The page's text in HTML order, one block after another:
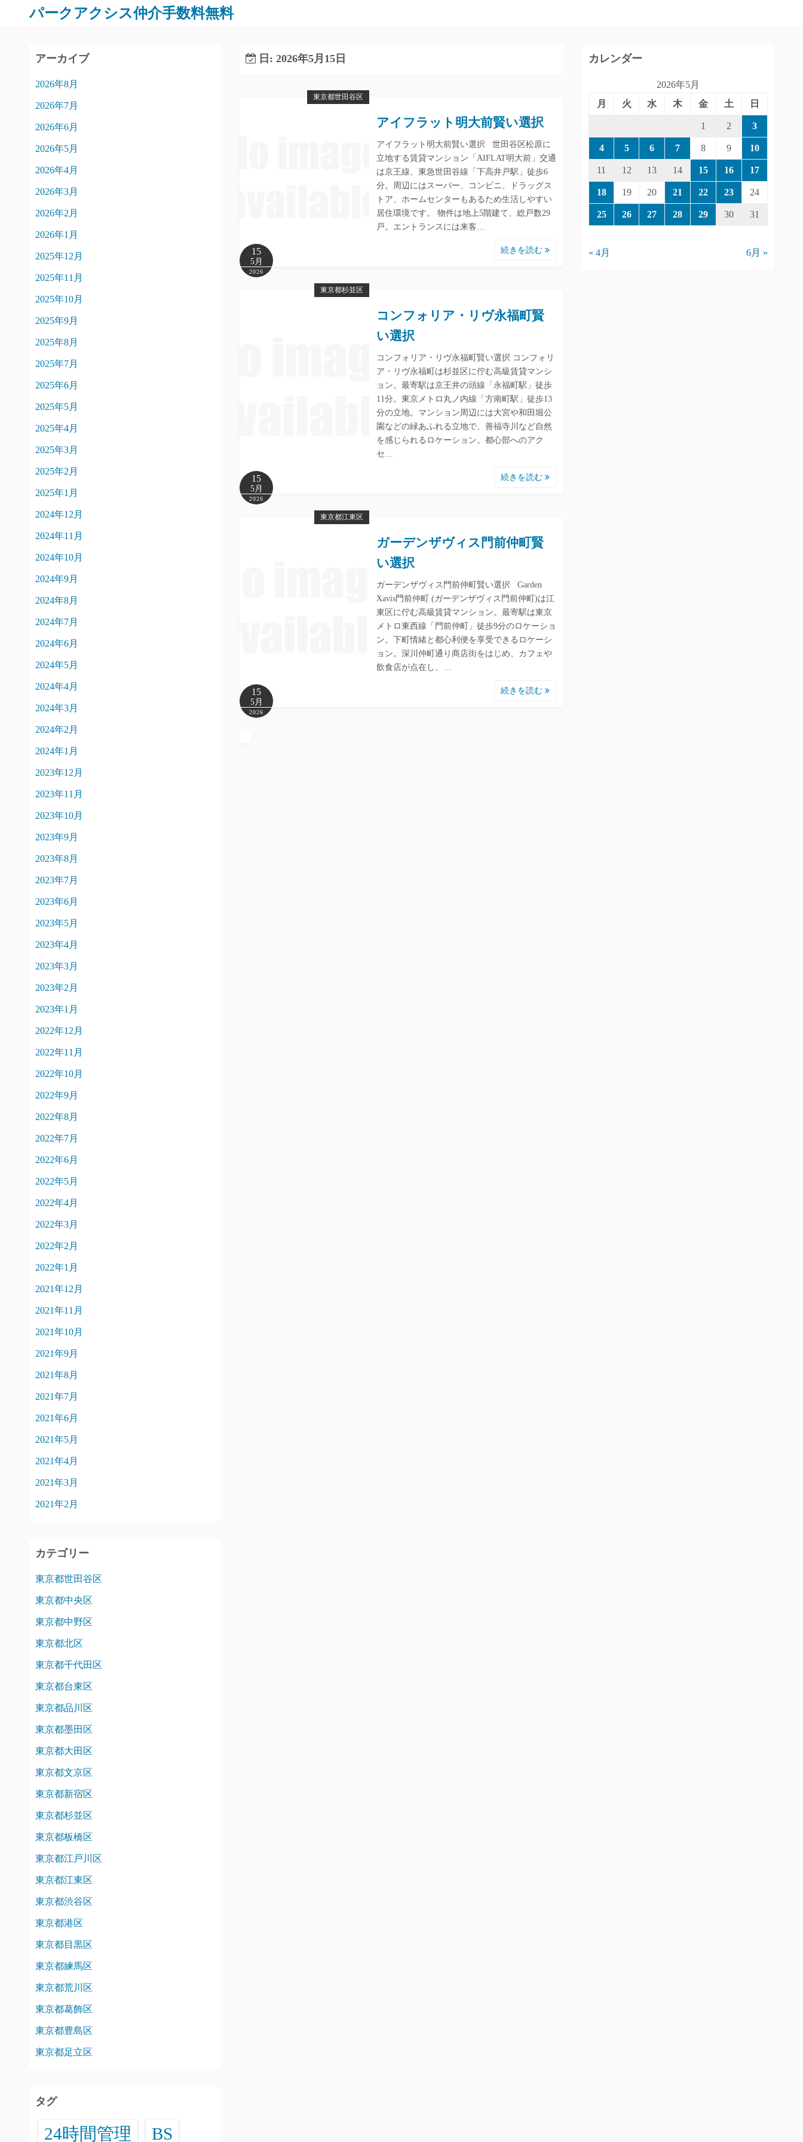
パークアクシス仲介手数料無料
日: 2026年5月15日
東京都世田谷区
15
5月
2026
アイフラット明大前賢い選択
アイフラット明大前賢い選択 世田谷区松原に
立地する賃貸マンション「AIFLAT明大前」交通
は京王線、東急世田谷線「下高井戸駅」徒歩6
分。周辺にはスーパー、コンビニ、ドラッグス
トア、ホームセンターもあるため生活しやすい
居住環境です。 物件は地上5階建て、総戸数29
戸。エントランスには来客…
続きを読む
東京都杉並区
15
5月
2026
コンフォリア・リヴ永福町賢
い選択
コンフォリア・リヴ永福町賢い選択 コンフォリ
ア・リヴ永福町は杉並区に佇む高級賃貸マンシ
ョン。最寄駅は京王井の頭線「永福町駅」徒歩
11分。東京メトロ丸ノ内線「方南町駅」徒歩13
分の立地。マンション周辺には大宮や和田堀公
園などの緑あふれる立地で、善福寺川など自然
を感じられるロケーション。都心部へのアク
セ…
続きを読む
東京都江東区
15
5月
2026
ガーデンザヴィス門前仲町賢
い選択
ガーデンザヴィス門前仲町賢い選択 Garden
Xavis門前仲町 (ガーデンザヴィス門前仲町)は江
東区に佇む高級賃貸マンション。最寄駅は東京
メトロ東西線「門前仲町」徒歩9分のロケーショ
ン。下町情緒と都心利便を享受できるロケーシ
ョン。深川仲町通り商店街をはじめ、カフェや
飲食店が点在し、…
続きを読む
アーカイブ
2026年8月
2026年7月
2026年6月
2026年5月
2026年4月
2026年3月
2026年2月
2026年1月
2025年12月
2025年11月
2025年10月
2025年9月
2025年8月
2025年7月
2025年6月
2025年5月
2025年4月
2025年3月
2025年2月
2025年1月
2024年12月
2024年11月
2024年10月
2024年9月
2024年8月
2024年7月
2024年6月
2024年5月
2024年4月
2024年3月
2024年2月
2024年1月
2023年12月
2023年11月
2023年10月
2023年9月
2023年8月
2023年7月
2023年6月
2023年5月
2023年4月
2023年3月
2023年2月
2023年1月
2022年12月
2022年11月
2022年10月
2022年9月
2022年8月
2022年7月
2022年6月
2022年5月
2022年4月
2022年3月
2022年2月
2022年1月
2021年12月
2021年11月
2021年10月
2021年9月
2021年8月
2021年7月
2021年6月
2021年5月
2021年4月
2021年3月
2021年2月
カテゴリー
東京都世田谷区
東京都中央区
東京都中野区
東京都北区
東京都千代田区
東京都台東区
東京都品川区
東京都墨田区
東京都大田区
東京都文京区
東京都新宿区
東京都杉並区
東京都板橋区
東京都江戸川区
東京都江東区
東京都渋谷区
東京都港区
東京都目黒区
東京都練馬区
東京都荒川区
東京都葛飾区
東京都豊島区
東京都足立区
タグ
24時間管理 BS
カレンダー
2026年5月
月
火 水 木 金 土 日
1 2 3
4 5 6 7 8 9 10
11 12 13 14 15 16 17
18 19 20 21 22 23 24
25 26 27 28 29 30 31
« 4月 6月 »